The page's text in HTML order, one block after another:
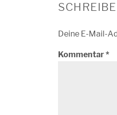
Deine E-Mail-
Kommentar*